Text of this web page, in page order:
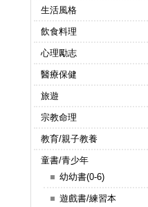
生活風格
飲食料理
心理勵志
醫療保健
旅遊
宗教命理
教育/親子教養
童書/青少年
幼幼書(0-6)
遊戲書/練習本